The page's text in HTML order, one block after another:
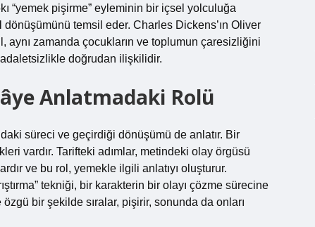
“yemek pişirme” eyleminin bir içsel yolculuğa
temsil eder. Charles Dickens’ın Oliver
aynı zamanda çocukların ve toplumun çaresizliğini
doğrudan ilişkilidir.
Anlatmadaki Rolü
süreci ve geçirdiği dönüşümü de anlatır. Bir
vardır. Tarifteki adımlar, metindeki olay örgüsü
ve bu rol, yemekle ilgili anlatıyı oluşturur.
tekniği, bir karakterin bir olayı çözme sürecine
bir şekilde sıralar, pişirir, sonunda da onları